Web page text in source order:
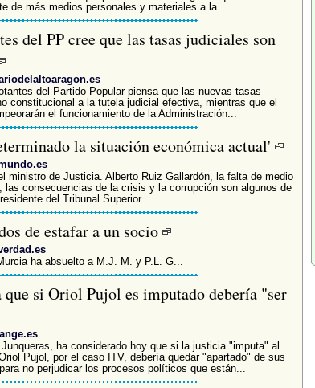
de más medios personales y materiales a la...
del PP cree que las tasas judiciales son
del Partido Popular piensa que las nuevas tasas
constitucional a la tutela judicial efectiva, mientras que el
el funcionamiento de la Administración...
la situación económica actual'
ministro de Justicia. Alberto Ruiz Gallardón, la falta de medio
las consecuencias de la crisis y la corrupción son algunos de
del Tribunal Superior...
de estafar a un socio
ha absuelto a M.J. M. y P.L. G...
que si Oriol Pujol es imputado debería "ser
ha considerado hoy que si la justicia "imputa" al
Pujol, por el caso ITV, debería quedar "apartado" de sus
no perjudicar los procesos políticos que están...